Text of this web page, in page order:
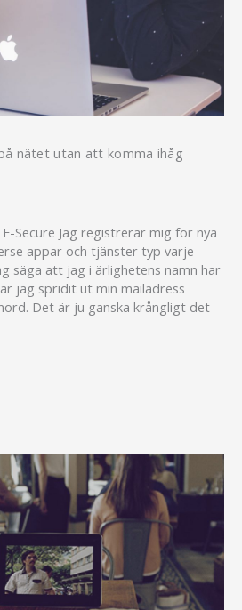
nätet utan att komma ihåg
Secure Jag registrerar mig för nya
appar och tjänster typ varje
säga att jag i ärlighetens namn har
jag spridit ut min mailadress
Det är ju ganska krångligt det